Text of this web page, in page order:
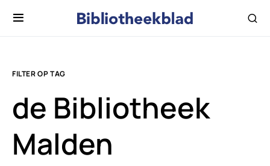
FILTER OP TAG
de Bibliotheek
Malden